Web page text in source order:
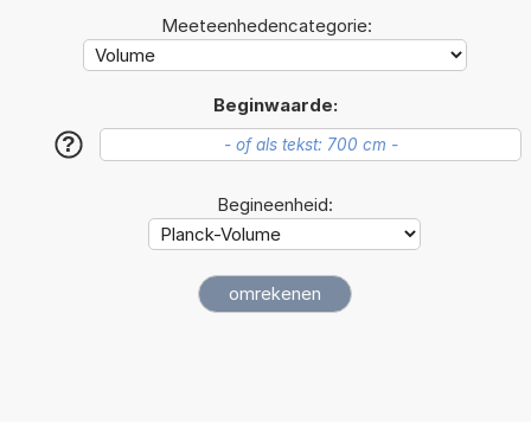
Meeteenhedencategorie:
Beginwaarde:
?
Begineenheid: